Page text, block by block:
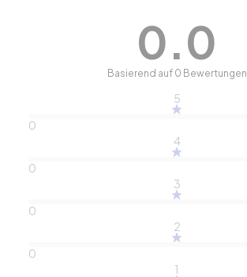
0.0
Basierend auf 0 Bewertungen
5
0
4
0
3
0
2
0
1